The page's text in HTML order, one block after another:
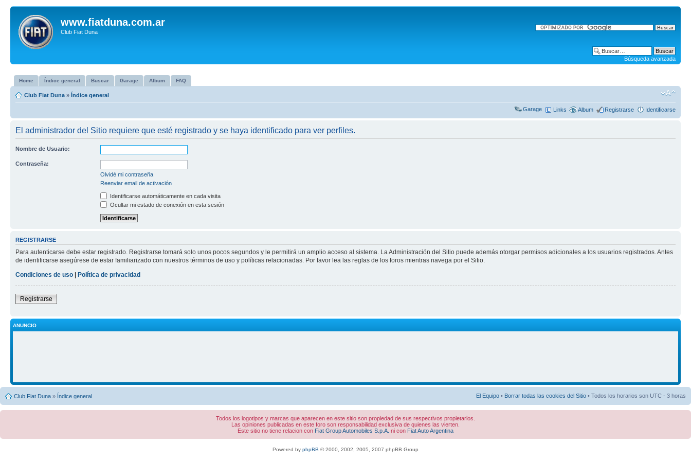
www.fiatduna.com.ar
Club Fiat Duna
Búsqueda avanzada
Home Índice general Buscar Garage Album FAQ
Club Fiat Duna » Índice general
Garage Links Album Registrarse Identificarse
El administrador del Sitio requiere que esté registrado y se haya identificado para ver perfiles.
Nombre de Usuario:
Contraseña:
Olvidé mi contraseña
Reenviar email de activación
Identificarse automáticamente en cada visita
Ocultar mi estado de conexión en esta sesión
REGISTRARSE
Para autenticarse debe estar registrado. Registrarse tomará solo unos pocos segundos y le permitirá un amplio acceso al sistema. La Administración del Sitio puede además otorgar permisos adicionales a los usuarios registrados. Antes
de identificarse asegúrese de estar familiarizado con nuestros términos de uso y políticas relacionadas. Por favor lea las reglas de los foros mientras navega por el Sitio.
Condiciones de uso | Política de privacidad
Registrarse
ANUNCIO
Club Fiat Duna » Índice general El Equipo • Borrar todas las cookies del Sitio • Todos los horarios son UTC - 3 horas
Todos los logotipos y marcas que aparecen en este sitio son propiedad de sus respectivos propietarios.
Las opiniones publicadas en este foro son responsabilidad exclusiva de quienes las vierten.
Este sitio no tiene relacion con Fiat Group Automobiles S.p.A. ni con Fiat Auto Argentina
Powered by phpBB © 2000, 2002, 2005, 2007 phpBB Group